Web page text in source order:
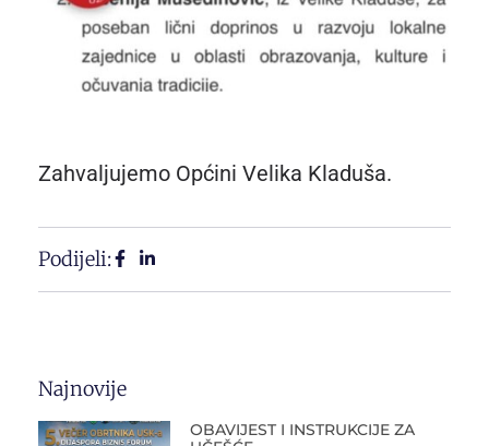
Zahvaljujemo Općini Velika Kladuša.
Podijeli:
Najnovije
OBAVIJEST I INSTRUKCIJE ZA